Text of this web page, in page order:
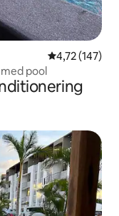
4,72 av 5 i
4,72 (147)
pool